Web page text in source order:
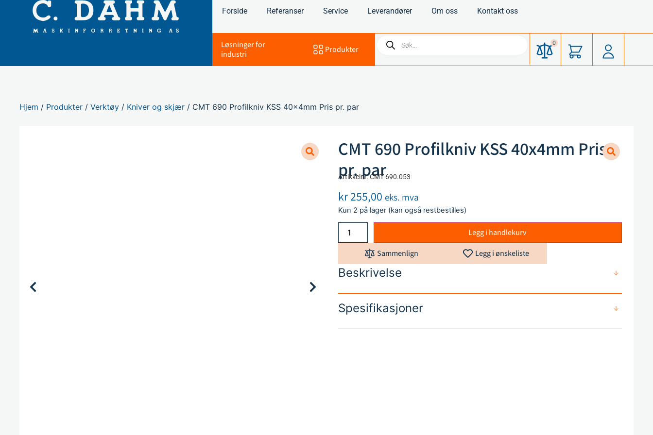
Forside Referanser Service Leverandører Om oss Kontakt oss
Løsninger for
industri
Produkter
0
Hjem / Produkter /Verktøy / Kniver og skjær / CMT 690 Profilkniv KSS 40x4mm Pris pr. par
CMT 690 Profilkniv KSS 40x4mm Pris
pr. par
Artikkelnr. CMT 690.053
kr255,00 eks. mva
Kun 2 på lager (kan også restbestilles)
Legg i handlekurv
Sammenlign Legg i ønskeliste
Beskrivelse
Spesifikasjoner